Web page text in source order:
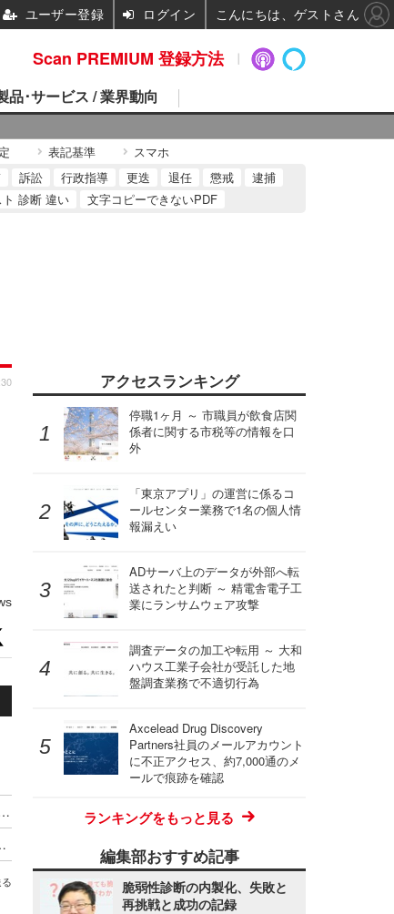
品･サービス / 業界動向
表記基準 スマホ
訴訟 行政指導 更迭 退任 懲戒
逮捕
診断 違い 文字コピーできないPDF
～ Microsoft と CrowdStrike が推進した業界統一規則はいずこへ
とコンテンツ盗用停止を突きつける
アクセスランキング
停職1ヶ月 ～ 市職員が飲食店関
係者に関する市税等の情報を口
外
「東京アプリ」の運営に係るコ
ールセンター業務で1名の個人情
報漏えい
ADサーバ上のデータが外部へ転
送されたと判断 ～ 精電舎電子工
業にランサムウェア攻撃
調査データの加工や転用 ～ 大和
ハウス工業子会社が受託した地
盤調査業務で不適切行為
Axcelead Drug Discovery
Partners社員のメールアカウント
に不正アクセス、約7,000通のメ
ールで痕跡を確認
ランキングをもっと見る
編集部おすすめ記事
脆弱性診断の内製化、失敗と
再挑戦と成功の記録
Scan PREMIUM 登録方法
ユーザー登録 ログイン こんにちは、ゲストさん